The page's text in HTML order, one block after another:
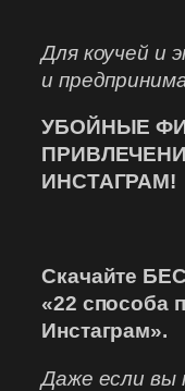
Для коучей и
и
УБОЙНЫЕ
ИНСТАГРАМ!
Скачайте
«22 способа
Инстаграм».
Даже если вы